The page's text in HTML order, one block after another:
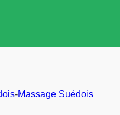
-Massage Suédois